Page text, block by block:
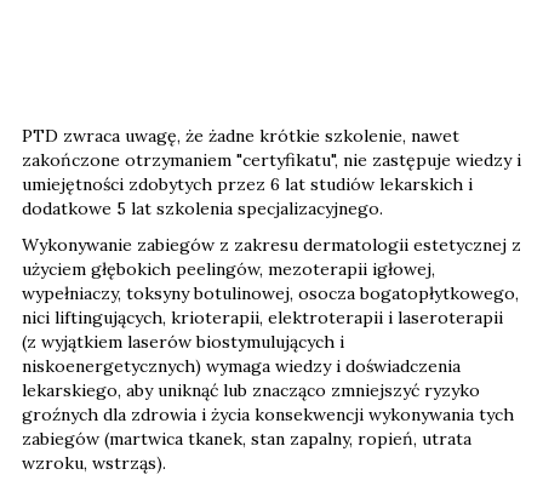
PTD zwraca uwagę, że żadne krótkie szkolenie, nawet
zakończone otrzymaniem "certyfikatu", nie zastępuje wiedzy i
umiejętności zdobytych przez 6 lat studiów lekarskich i
dodatkowe 5 lat szkolenia specjalizacyjnego.
Wykonywanie zabiegów z zakresu dermatologii estetycznej z
użyciem głębokich peelingów, mezoterapii igłowej,
wypełniaczy, toksyny botulinowej, osocza bogatopłytkowego,
nici liftingujących, krioterapii, elektroterapii i laseroterapii
(z wyjątkiem laserów biostymulujących i
niskoenergetycznych) wymaga wiedzy i doświadczenia
lekarskiego, aby uniknąć lub znacząco zmniejszyć ryzyko
groźnych dla zdrowia i życia konsekwencji wykonywania tych
zabiegów (martwica tkanek, stan zapalny, ropień, utrata
wzroku, wstrząs).